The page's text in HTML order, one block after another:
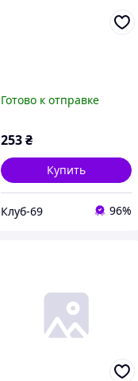
Готово к отправке
253₴
Купить
Клуб-69 96%